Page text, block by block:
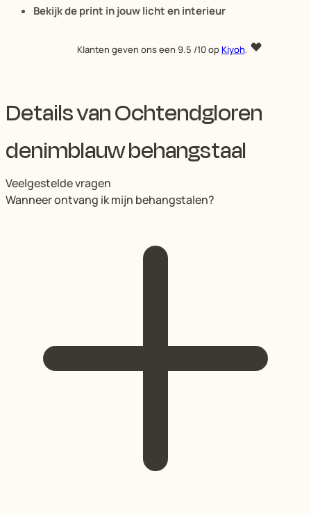
Bekijk de print in jouw licht en interieur
Klanten geven ons een 9.5 /10 opKiyoh.
Details van Ochtendgloren
denimblauw behangstaal
Veelgestelde vragen
Wanneer ontvang ik mijn behangstalen?